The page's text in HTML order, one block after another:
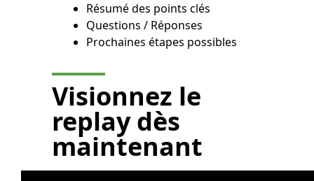
Résumé des points clés
Questions / Réponses
Prochaines étapes possibles
Visionnez le
replay dès
maintenant